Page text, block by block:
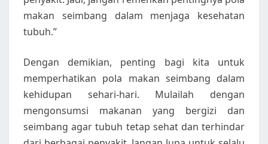
makan seimbang dalam menjaga kesehatan
tubuh.”
Dengan demikian, penting bagi kita untuk
memperhatikan pola makan seimbang dalam
kehidupan sehari-hari. Mulailah dengan
mengonsumsi makanan yang bergizi dan
seimbang agar tubuh tetap sehat dan terhindar